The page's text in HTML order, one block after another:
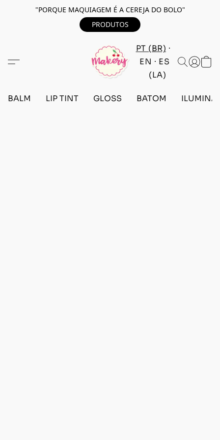
"PORQUE MAQUIAGEM É A CEREJA DO BOLO"
PRODUTOS
PT (BR)
EN
ES
(LA)
BALM LIP TINT GLOSS BATOM